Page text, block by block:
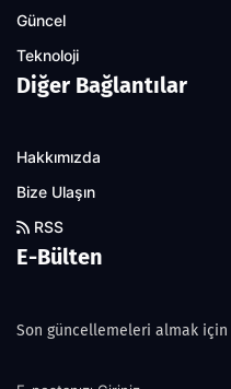
Güncel
Teknoloji
Diğer Bağlantılar
Hakkımızda
Bize Ulaşın
RSS
E-Bülten
Son güncellemeleri almak